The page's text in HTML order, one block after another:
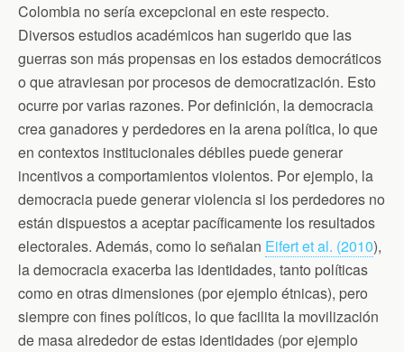
Colombia no sería excepcional en este respecto.
Diversos estudios académicos han sugerido que las
guerras son más propensas en los estados democráticos
o que atraviesan por procesos de democratización. Esto
ocurre por varias razones. Por definición, la democracia
crea ganadores y perdedores en la arena política, lo que
en contextos institucionales débiles puede generar
incentivos a comportamientos violentos. Por ejemplo, la
democracia puede generar violencia si los perdedores no
están dispuestos a aceptar pacíficamente los resultados
electorales. Además, como lo señalan Eifert et al. (2010),
la democracia exacerba las identidades, tanto políticas
como en otras dimensiones (por ejemplo étnicas), pero
siempre con fines políticos, lo que facilita la movilización
de masa alrededor de estas identidades (por ejemplo